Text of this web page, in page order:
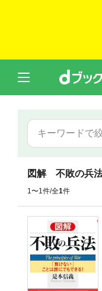
図解 不敗の兵
1〜1件/全1件